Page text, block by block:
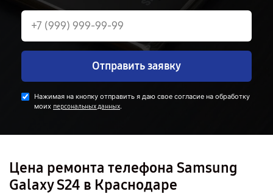
Отправить заявку
Нажимая на кнопку отправить я даю свое согласие на обработку
моих персональных данных.
Цена ремонта телефона Samsung
Galaxy S24 в Краснодаре